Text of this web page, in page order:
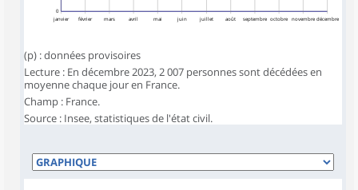
0
janvier février mars avril mai juin juillet août septembre octobre novembre décembre
(p) : données provisoires
Lecture : En décembre 2023, 2 007 personnes sont décédées en
moyenne chaque jour en France.
Champ : France.
Source : Insee, statistiques de l'état civil.